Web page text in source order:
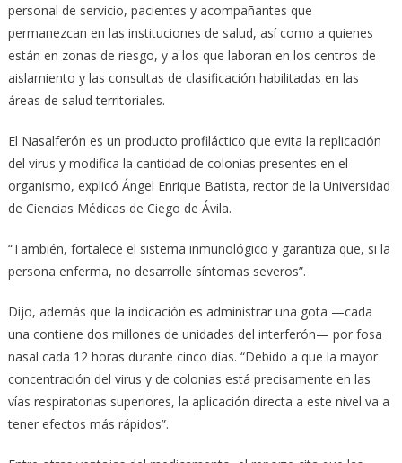
personal de servicio, pacientes y acompañantes que
permanezcan en las instituciones de salud, así como a quienes
están en zonas de riesgo, y a los que laboran en los centros de
aislamiento y las consultas de clasificación habilitadas en las
áreas de salud territoriales.
El Nasalferón es un producto profiláctico que evita la replicación
del virus y modifica la cantidad de colonias presentes en el
organismo, explicó Ángel Enrique Batista, rector de la Universidad
de Ciencias Médicas de Ciego de Ávila.
“También, fortalece el sistema inmunológico y garantiza que, si la
persona enferma, no desarrolle síntomas severos”.
Dijo, además que la indicación es administrar una gota —cada
una contiene dos millones de unidades del interferón— por fosa
nasal cada 12 horas durante cinco días. “Debido a que la mayor
concentración del virus y de colonias está precisamente en las
vías respiratorias superiores, la aplicación directa a este nivel va a
tener efectos más rápidos”.